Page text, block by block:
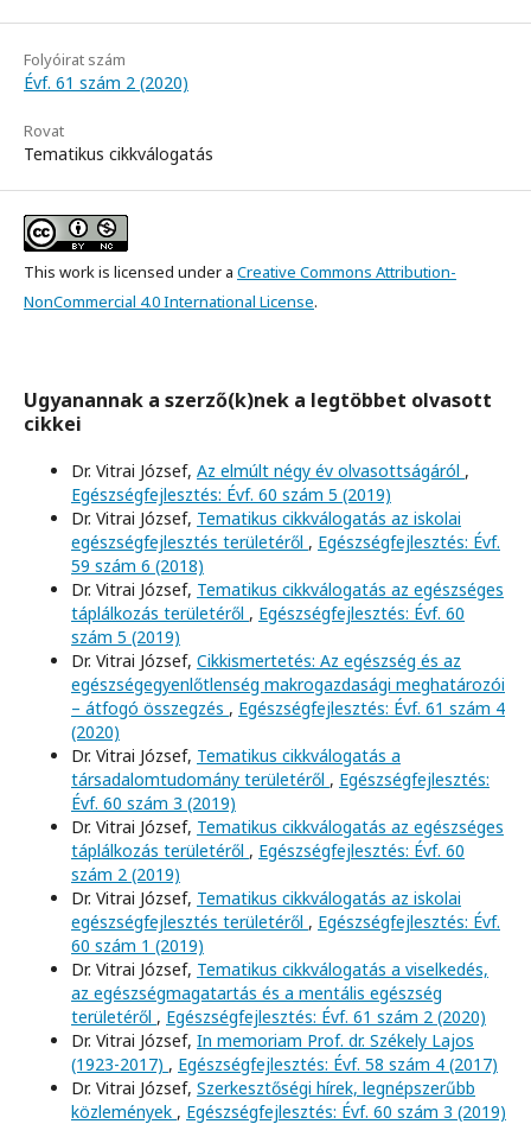
Folyóirat szám
Évf. 61 szám 2 (2020)
Rovat
Tematikus cikkválogatás
This work is licensed under a Creative Commons Attribution-
NonCommercial 4.0 International License.
Ugyanannak a szerző(k)nek a legtöbbet olvasott
cikkei
Dr. Vitrai József, Az elmúlt négy év olvasottságáról ,
Egészségfejlesztés: Évf. 60 szám 5 (2019)
Dr. Vitrai József, Tematikus cikkválogatás az iskolai
egészségfejlesztés területéről , Egészségfejlesztés: Évf.
59 szám 6 (2018)
Dr. Vitrai József, Tematikus cikkválogatás az egészséges
táplálkozás területéről , Egészségfejlesztés: Évf. 60
szám 5 (2019)
Dr. Vitrai József, Cikkismertetés: Az egészség és az
egészségegyenlőtlenség makrogazdasági meghatározói
– átfogó összegzés , Egészségfejlesztés: Évf. 61 szám 4
(2020)
Dr. Vitrai József, Tematikus cikkválogatás a
társadalomtudomány területéről , Egészségfejlesztés:
Évf. 60 szám 3 (2019)
Dr. Vitrai József, Tematikus cikkválogatás az egészséges
táplálkozás területéről , Egészségfejlesztés: Évf. 60
szám 2 (2019)
Dr. Vitrai József, Tematikus cikkválogatás az iskolai
egészségfejlesztés területéről , Egészségfejlesztés: Évf.
60 szám 1 (2019)
Dr. Vitrai József, Tematikus cikkválogatás a viselkedés,
az egészségmagatartás és a mentális egészség
területéről , Egészségfejlesztés: Évf. 61 szám 2 (2020)
Dr. Vitrai József, In memoriam Prof. dr. Székely Lajos
(1923-2017) , Egészségfejlesztés: Évf. 58 szám 4 (2017)
Dr. Vitrai József, Szerkesztőségi hírek, legnépszerűbb
közlemények , Egészségfejlesztés: Évf. 60 szám 3 (2019)